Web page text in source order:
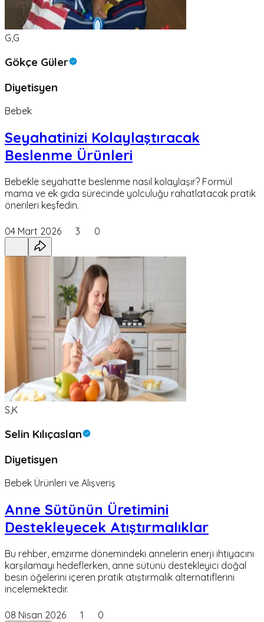
G,G
Gökçe Güler
Diyetisyen
Bebek
Seyahatinizi Kolaylaştıracak
Beslenme Ürünleri
Bebekle seyahatte beslenme nasıl kolaylaşır? Formül
mama ve ek gıda sürecinde yolculuğu rahatlatacak pratik
önerileri keşfedin.
04 Mart 2026 3 0
S,K
Selin Kılıçaslan
Diyetisyen
Bebek Ürünleri ve Alışveriş
Anne Sütünün Üretimini
Destekleyecek Atıştırmalıklar
Bu rehber, emzirme dönemindeki annelerin enerji ihtiyacını
karşılamayı hedeflerken, anne sütünü destekleyici doğal
besin öğelerini içeren pratik atıştırmalık alternatiflerini
incelemektedir.
08 Nisan 2026 1 0